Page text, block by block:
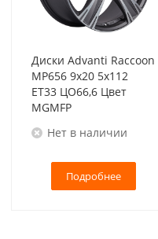
Диски Advanti Raccoon
MP656 9x20 5x112
ET33 ЦО66,6 Цвет
MGMFP
Нет в наличии
Подробнее